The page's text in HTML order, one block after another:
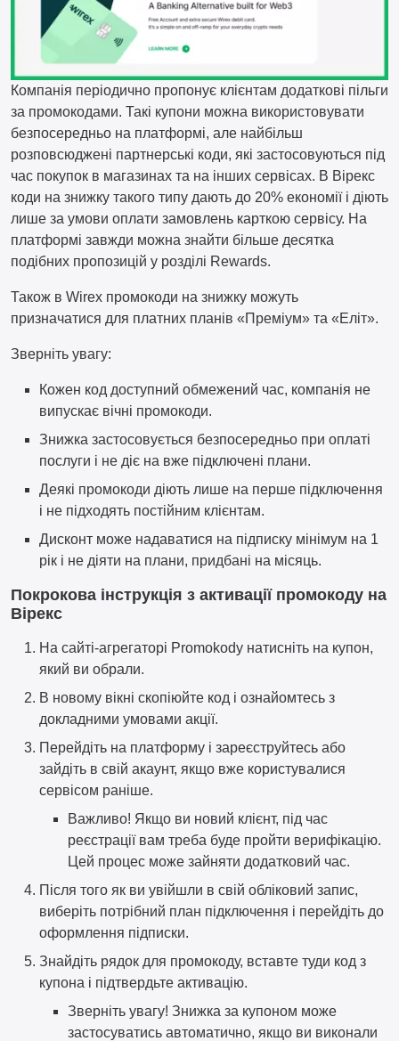
Компанія періодично пропонує клієнтам додаткові пільги
за промокодами. Такі купони можна використовувати
безпосередньо на платформі, але найбільш
розповсюджені партнерські коди, які застосовуються під
час покупок в магазинах та на інших сервісах. В Вірекс
коди на знижку такого типу дають до 20% економії і діють
лише за умови оплати замовлень карткою сервісу. На
платформі завжди можна знайти більше десятка
подібних пропозицій у розділі Rewards.
Також в Wirex промокоди на знижку можуть
призначатися для платних планів «Преміум» та «Еліт».
Зверніть увагу:
Кожен код доступний обмежений час, компанія не
випускає вічні промокоди.
Знижка застосовується безпосередньо при оплаті
послуги і не діє на вже підключені плани.
Деякі промокоди діють лише на перше підключення
і не підходять постійним клієнтам.
Дисконт може надаватися на підписку мінімум на 1
рік і не діяти на плани, придбані на місяць.
Покрокова інструкція з активації промокоду на
Вірекс
На сайті-агрегаторі Promokody натисніть на купон,
який ви обрали.
В новому вікні скопіюйте код і ознайомтесь з
докладними умовами акції.
Перейдіть на платформу і зареєструйтесь або
зайдіть в свій акаунт, якщо вже користувалися
сервісом раніше.
Важливо! Якщо ви новий клієнт, під час
реєстрації вам треба буде пройти верифікацію.
Цей процес може зайняти додатковий час.
Після того як ви увійшли в свій обліковий запис,
виберіть потрібний план підключення і перейдіть до
оформлення підписки.
Знайдіть рядок для промокоду, вставте туди код з
купона і підтвердьте активацію.
Зверніть увагу! Знижка за купоном може
застосуватись автоматично, якщо ви виконали